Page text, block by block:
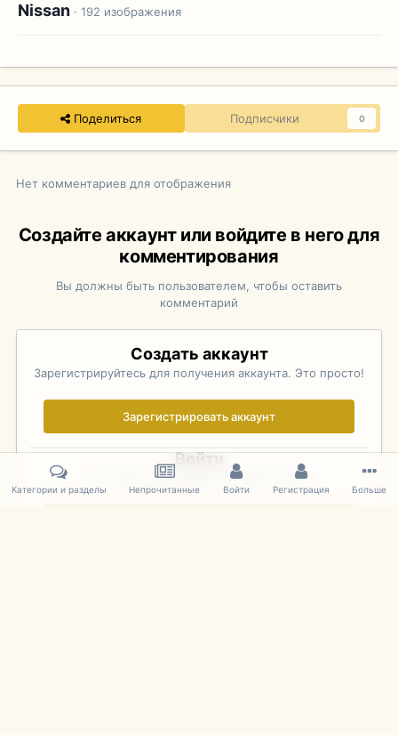
Nissan · 192 изображения
Поделиться Подписчики 0
Нет комментариев для отображения
Создайте аккаунт или войдите в него для
комментирования
Вы должны быть пользователем, чтобы оставить
комментарий
Создать аккаунт
Зарегистрируйтесь для получения аккаунта. Это просто!
Зарегистрировать аккаунт
Войти
Уже зарегистрированы? Войдите здесь.
Категории и разделы Непрочитанные Войти Регистрация Больше